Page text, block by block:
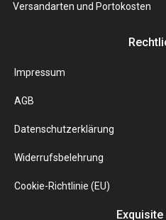
Versandarten und Portokosten
Impressum
AGB
Datenschutzerklärung
Widerrufsbelehrung
Cookie-Richtlinie (EU)
Exquisite